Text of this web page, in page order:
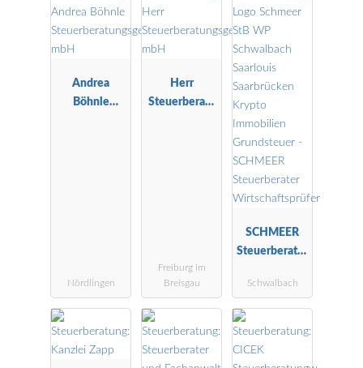
Andrea
Böhnle
Nördlingen
Herr
Steuerberatu
Freiburg im
Breisgau
SCHMEER
Steuerberater
üfer
Schwalbach